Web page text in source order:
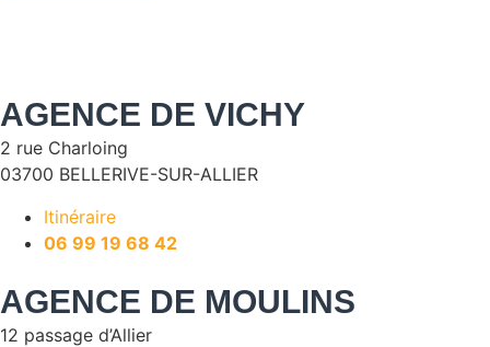
AGENCE DE VICHY
2 rue Charloing
03700 BELLERIVE-SUR-ALLIER
Itinéraire
06 99 19 68 42
AGENCE DE MOULINS
12 passage d’Allier